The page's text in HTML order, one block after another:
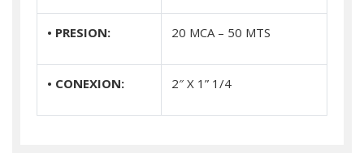
• PRESION: 20 MCA – 50 MTS
• CONEXION: 2″ X 1” 1/4